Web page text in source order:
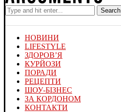
Search
НОВИНИ
LIFESTYLE
ЗДОРОВ’Я
КУРЙОЗИ
ПОРАДИ
РЕЦЕПТИ
ШОУ-БІЗНЕС
ЗА КОРДОНОМ
КОНТАКТИ